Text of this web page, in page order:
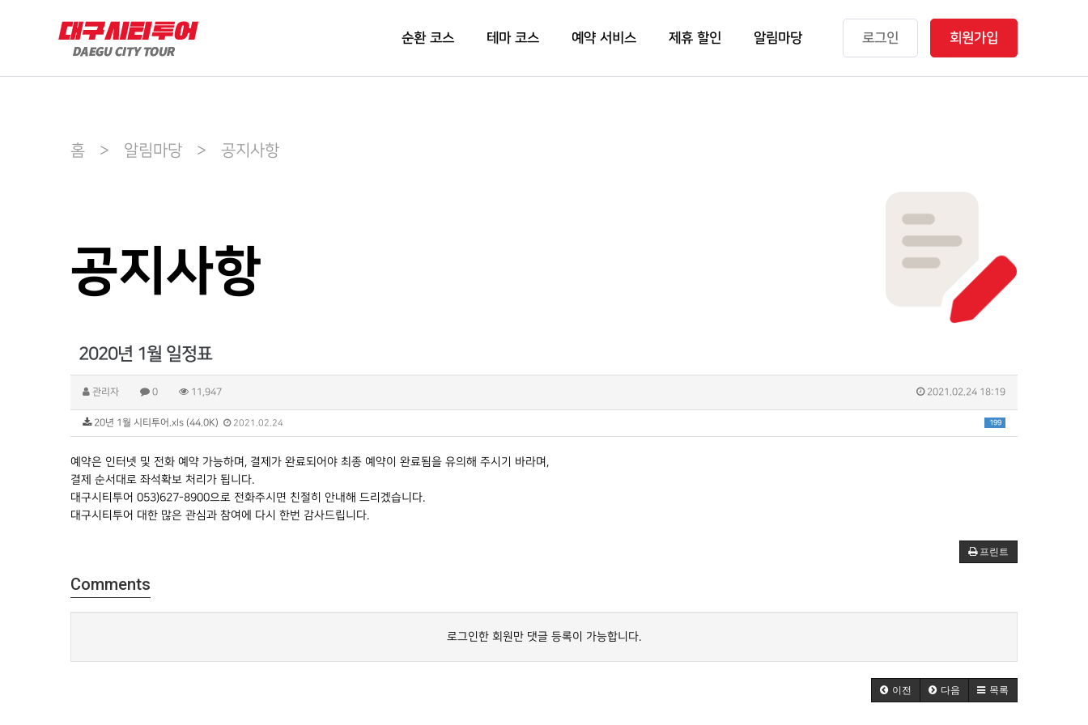
순환 코스 테마 코스 예약 서비스 제휴 할인 알림마당 로그인 회원가입
홈 > 알림마당 > 공지사항
공지사항
2020년 1월 일정표
관리자 0 11,947 2021.02.24 18:19
199
20년 1월 시티투어.xls (44.0K) 2021.02.24
예약은 인터넷 및 전화 예약 가능하며, 결제가 완료되어야 최종 예약이 완료됨을 유의해 주시기 바라며,
결제 순서대로 좌석확보 처리가 됩니다.
대구시티투어 053)627-8900으로 전화주시면 친절히 안내해 드리겠습니다.
대구시티투어 대한 많은 관심과 참여에 다시 한번 감사드립니다.
프린트
Comments
로그인한 회원만 댓글 등록이 가능합니다.
이전 다음 목록